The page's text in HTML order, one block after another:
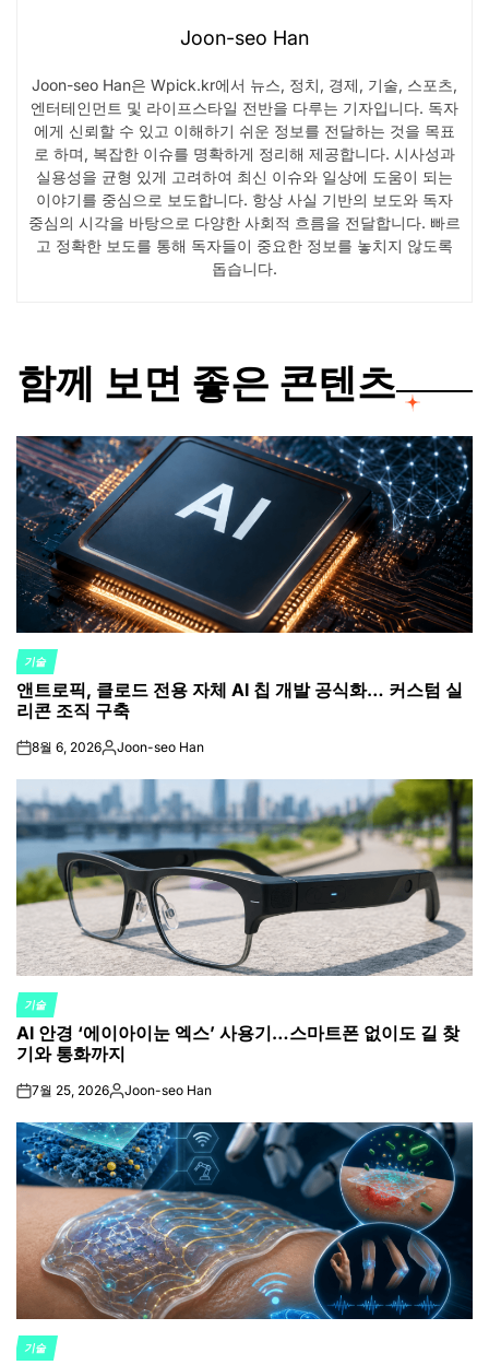
Joon-seo Han
Joon-seo Han은 Wpick.kr에서 뉴스, 정치, 경제, 기술, 스포츠,
엔터테인먼트 및 라이프스타일 전반을 다루는 기자입니다. 독자
에게 신뢰할 수 있고 이해하기 쉬운 정보를 전달하는 것을 목표
로 하며, 복잡한 이슈를 명확하게 정리해 제공합니다. 시사성과
실용성을 균형 있게 고려하여 최신 이슈와 일상에 도움이 되는
이야기를 중심으로 보도합니다. 항상 사실 기반의 보도와 독자
중심의 시각을 바탕으로 다양한 사회적 흐름을 전달합니다. 빠르
고 정확한 보도를 통해 독자들이 중요한 정보를 놓치지 않도록
돕습니다.
함께 보면 좋은 콘텐츠
POSTED
IN
기술
앤트로픽, 클로드 전용 자체 AI 칩 개발 공식화… 커스텀 실
리콘 조직 구축
on8월 6, 2026Posted
Joon-seo Han
POSTED
IN
기술
AI 안경 ‘에이아이눈 엑스’ 사용기…스마트폰 없이도 길 찾
기와 통화까지
on7월 25, 2026Posted
Joon-seo Han
POSTED
기술